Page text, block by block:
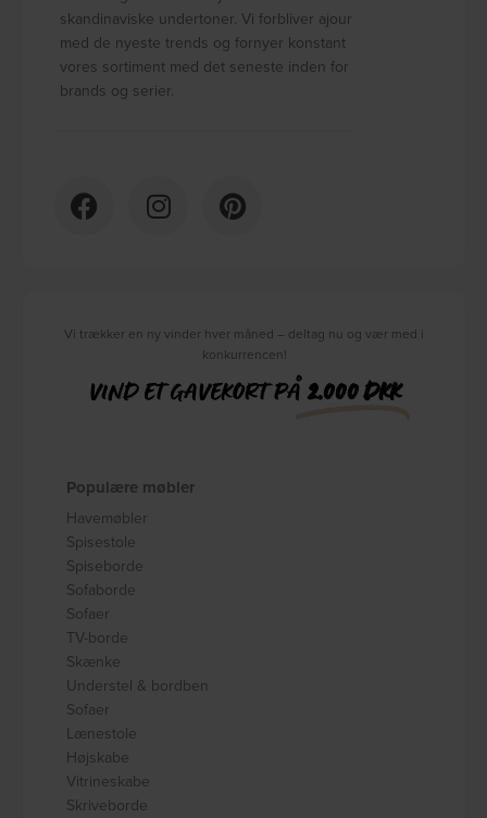
skandinaviske undertoner. Vi forbliver ajour
med de nyeste trends og fornyer konstant
vores sortiment med det seneste inden for
brands og serier.
Vi trækker en ny vinder hver måned – deltag nu og vær med i
konkurrencen!
VIND ET GAVEKORT PÅ2.000 DKK
Populære møbler
Havemøbler
Spisestole
Spiseborde
Sofaborde
Sofaer
TV-borde
Skænke
Understel & bordben
Sofaer
Lænestole
Højskabe
Vitrineskabe
Skriveborde